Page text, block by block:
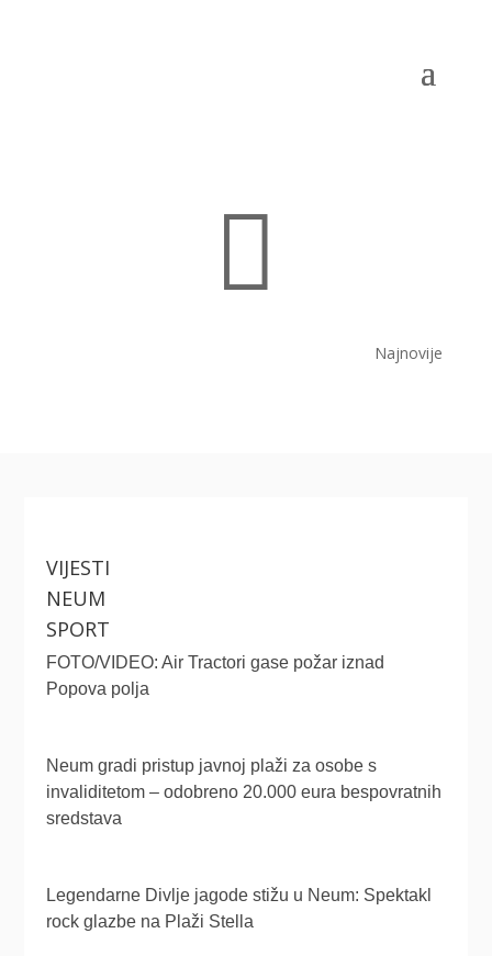

Najnovije
VIJESTI
NEUM
SPORT
FOTO/VIDEO: Air Tractori gase požar iznad
Popova polja
Neum gradi pristup javnoj plaži za osobe s
invaliditetom – odobreno 20.000 eura bespovratnih
sredstava
Legendarne Divlje jagode stižu u Neum: Spektakl
rock glazbe na Plaži Stella